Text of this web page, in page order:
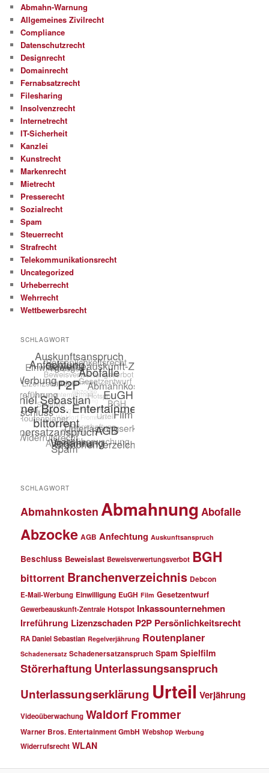
Abmahn-Warnung
Allgemeines Zivilrecht
Compliance
Datenschutzrecht
Designrecht
Domainrecht
Fernabsatzrecht
Filesharing
Insolvenzrecht
Internetrecht
IT-Sicherheit
Kanzlei
Kunstrecht
Markenrecht
Mietrecht
Presserecht
Sozialrecht
Spam
Steuerrecht
Strafrecht
Telekommunikationsrecht
Uncategorized
Urheberrecht
Wehrrecht
Wettbewerbsrecht
SCHLAGWORT
SCHLAGWORT
Abmahnkosten Abmahnung Abofalle
Abzocke AGB Anfechtung Auskunftsanspruch
Beschluss Beweislast Beweisverwertungsverbot BGH
bittorrent Branchenverzeichnis Debcon
E-Mail-Werbung Einwilligung EuGH Film Gesetzentwurf
Gewerbeauskunft-Zentrale Hotspot Inkassounternehmen
Irreführung Lizenzschaden P2P Persönlichkeitsrecht
RA Daniel Sebastian Regelverjährung Routenplaner
Schadenersatz Schadenersatzanspruch Spam Spielfilm
Störerhaftung Unterlassungsanspruch
Unterlassungserklärung Urteil Verjährung
Videoüberwachung Waldorf Frommer
Warner Bros. Entertainment GmbH Webshop Werbung
Widerrufsrecht WLAN